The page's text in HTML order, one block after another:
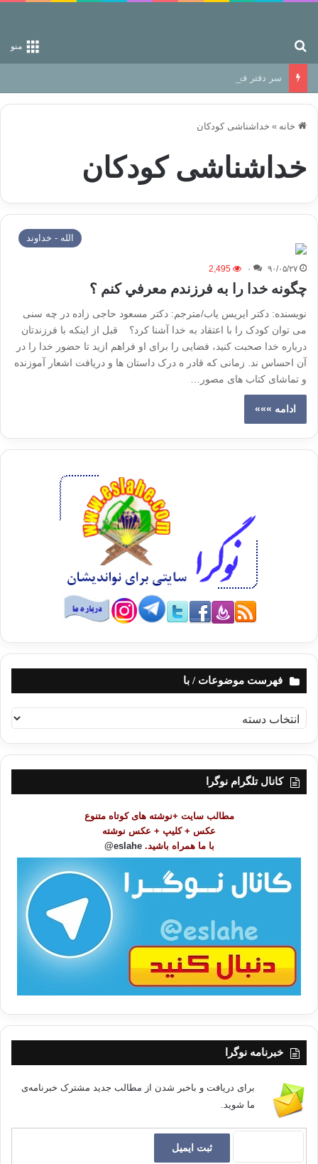
منو
سر دفتر فساد در زمین‌، دوری وکناره‌گیری از راه خداست‌!
خانه » خداشناشی کودکان
خداشناشی کودکان
الله - خداوند
۹۰/۰۵/۲۷ ۰ 2,495
چگونه خدا را به فرزندم معرفي كنم ؟
نویسنده: دکتر ایریس یاب/مترجم: دکتر مسعود حاجی زاده در چه سنی
می توان کودک را با اعتقاد به خدا آشنا کرد؟ قبل از اینکه با فرزندتان
درباره خدا صحبت کنید، فضایی را برای او فراهم ازید تا حضور خدا را در
آن احساس ند. زمانی که قادر ه درک داستان ها و دریافت اشعار آموزنده
و تماشای کتاب های مصور…
ادامه »»»
فهرست موضوعات / با
ه
ر
کانال تلگرام نوگرا
مطالب سایت +نوشته های کوتاه متنوع
عکس + کلیپ + عکس نوشته
با ما همراه باشید. eslahe@
خبرنامه نوگرا
برای دریافت و باخبر شدن از مطالب جدید مشترک خبرنامه‌ی
ما شوید.